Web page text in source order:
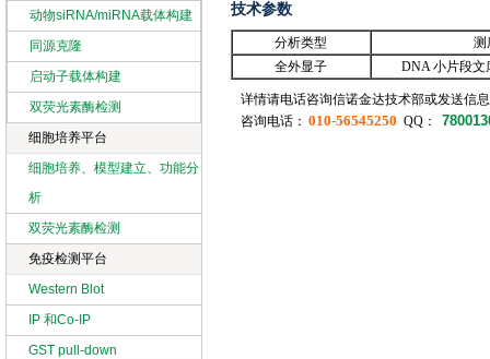
动物siRNA/miRNA载体构建
同源克隆
启动子载体构建
双荧光素酶检测
细胞培养平台
细胞培养、模型建立、功能分
析
双荧光素酶检测
免疫检测平台
Western Blot
IP 和Co-IP
GST pull-down
技术参数
分析类型
测
全外显子
DNA 小片段文
详情请电话咨询信诺金达技术部或发送信
咨询电话： 010-56545250 QQ：